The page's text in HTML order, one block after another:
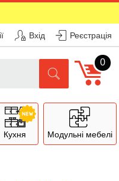
Вхід Реєстрація
0
Кухня Модульні мебелі